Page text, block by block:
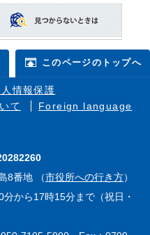
このページのトップへ
情報保護
て
Foreign language
8番地 （市役所への行き方）
から17時15分まで（祝日・